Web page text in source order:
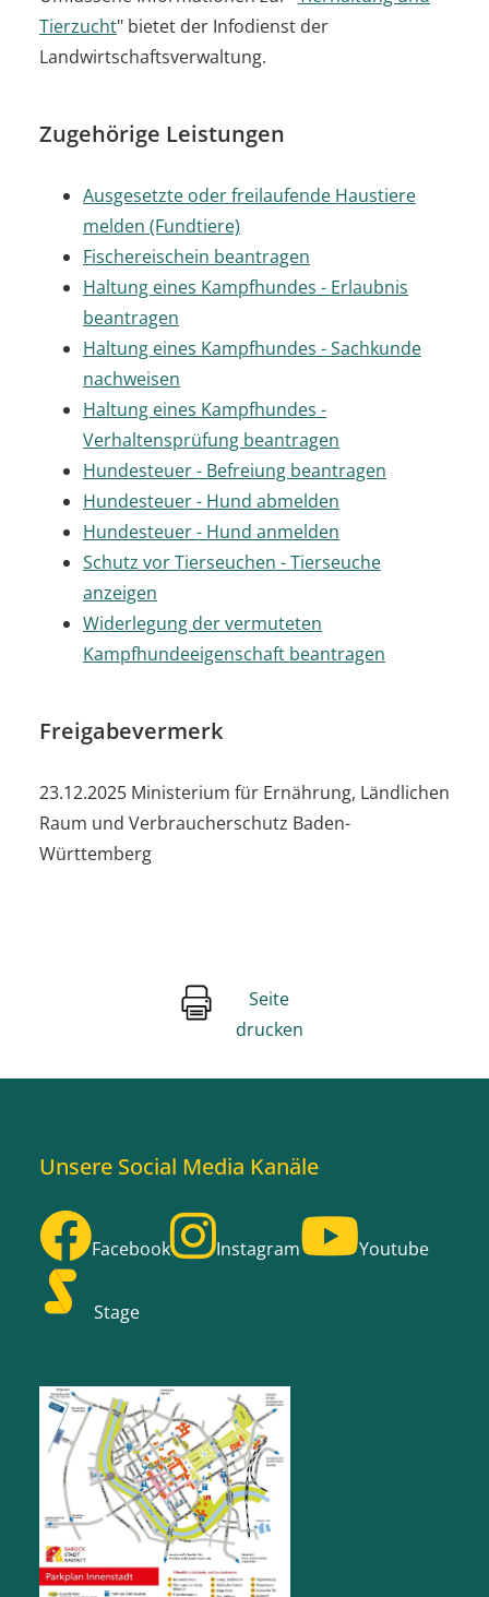
Tierzucht" bietet der Infodienst der
Landwirtschaftsverwaltung.
Zugehörige Leistungen
Ausgesetzte oder freilaufende Haustiere
melden (Fundtiere)
Fischereischein beantragen
Haltung eines Kampfhundes - Erlaubnis
beantragen
Haltung eines Kampfhundes - Sachkunde
nachweisen
Haltung eines Kampfhundes -
Verhaltensprüfung beantragen
Hundesteuer - Befreiung beantragen
Hundesteuer - Hund abmelden
Hundesteuer - Hund anmelden
Schutz vor Tierseuchen - Tierseuche
anzeigen
Widerlegung der vermuteten
Kampfhundeeigenschaft beantragen
Freigabevermerk
23.12.2025 Ministerium für Ernährung, Ländlichen
Raum und Verbraucherschutz Baden-
Württemberg
Seite
drucken
Unsere Social Media Kanäle
Facebook Instagram Youtube
Stage